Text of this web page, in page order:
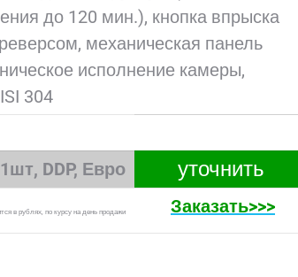
до 120 мин.), кнопка впрыска
механическая панель
исполнение камеры,
304
DDP, Евро уточнить
в рублях, по курсу на день продажи Заказать>>>